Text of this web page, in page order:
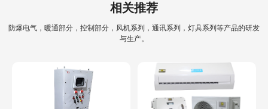
相关推荐
防爆电气，暖通部分，控制部分，风机系列，通讯系列，灯具系列等产品的研发
与生产。